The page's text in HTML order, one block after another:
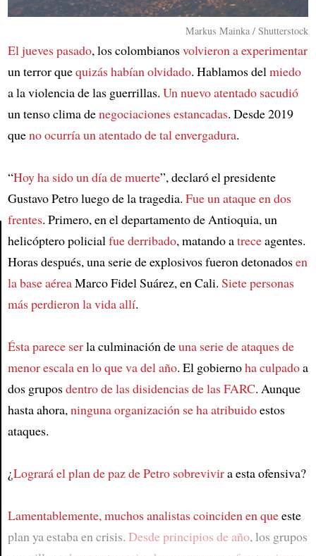
Article
Markus Mainka / Shutterstock
El jueves pasado, los colombianosvolvieron a experimentar
un terror quequizás habían olvidado. Hablamos delmiedo
a la violencia de las guerrillas. Un nuevo atentado sacudió
un tenso clima denegociaciones estancadas. Desde 2019
queno ocurría un atentado de tal envergadura.
“Hoy ha sido un día de muerte”, declaró el presidente
Gustavo Petro luego de la tragedia. Fue un ataque en dos
frentes. Primero, en el departamento de Antioquia, un
helicóptero policialfue derribado, matando atreceagentes.
Horas después, una serie de explosivos fueron detonadosen
la base aéreaMarco Fidel Suárez, en Cali. Siete personas
más perdieron la vida allí.
Ésta parece serla culminación deuna serie de ataques de
menor escala en lo que va del año. El gobiernoha culpadoa
dos gruposdentro de las disidencias de las FARC. Aunque
hasta ahora,ninguna organización se ha atribuidoestos
ataques.
¿Logrará el plan de paz de Petro sobrevivira esta ofensiva?
Lamentablemente, muchos analistas coinciden en queeste
plan ya estaba en crisis. Desde principios de año, los grupos